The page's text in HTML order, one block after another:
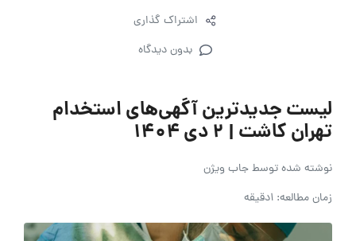
اشتراک گذاری
بدون دیدگاه
لیست جدیدترین آگهی‌های استخدام
تهران کاشت | ۲ دی ۱۴۰۴
نوشته شده توسطجاب ویژن
زمان مطالعه: 1دقیقه